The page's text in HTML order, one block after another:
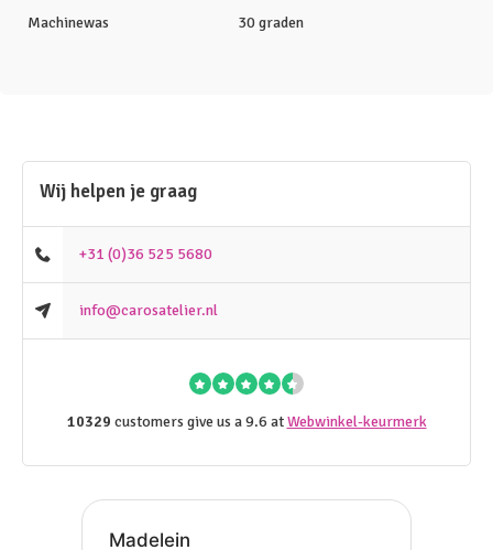
Machinewas
30 graden
Wij helpen je graag
+31 (0)36 525 5680
info@carosatelier.nl
10329 customers give us a 9.6 atWebwinkel-keurmerk